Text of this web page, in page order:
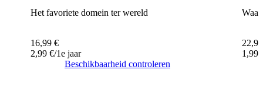
Het favoriete domein ter wereld
16,99 €
2,99 €/1e jaar
Beschikbaarheid controleren
22,99
1,99